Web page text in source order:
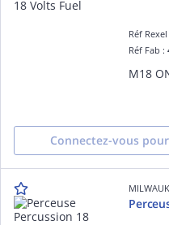
Réf Rexel
Réf Fab :
Connectez-vous